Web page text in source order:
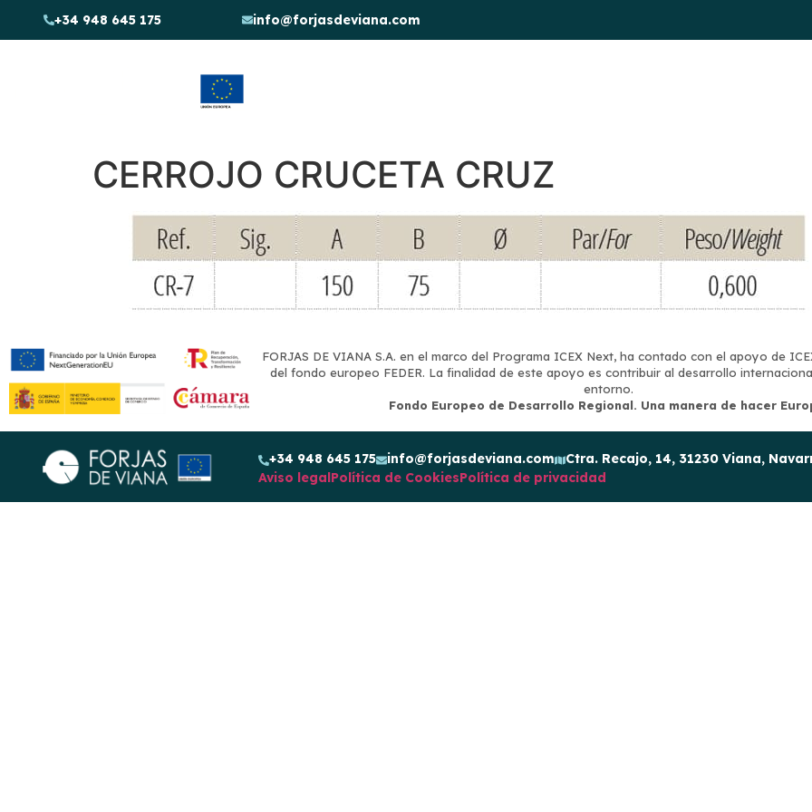
+34 948 645 175 info@forjasdeviana.com
CERROJO CRUCETA CRUZ
FORJAS DE VIANA S.A. en el marco del Programa ICEX Next, ha contado con el apoyo de
del fondo europeo FEDER. La finalidad de este apoyo es contribuir al desarrollo
entorno.
Fondo Europeo de Desarrollo Regional. Una manera de hacer
+34 948 645 175 info@forjasdeviana.com
Ctra. Recajo, 14, 31230 Viana,
Aviso legalPolítica de CookiesPolítica de privacidad